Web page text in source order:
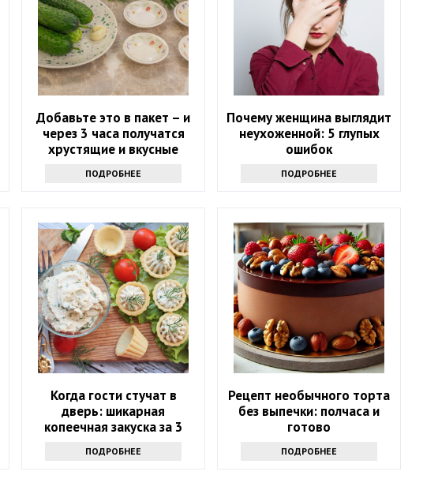
Добавьте это в пакет – и
через 3 часа получатся
хрустящие и вкусные
ПОДРОБНЕЕ
Почему женщина выглядит
неухоженной: 5 глупых
ошибок
ПОДРОБНЕЕ
Когда гости стучат в
дверь: шикарная
копеечная закуска за 3
ПОДРОБНЕЕ
Рецепт необычного торта
без выпечки: полчаса и
готово
ПОДРОБНЕЕ